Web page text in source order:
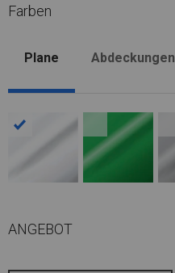
Farben
Plane Abdeckungen
ANGEBOT